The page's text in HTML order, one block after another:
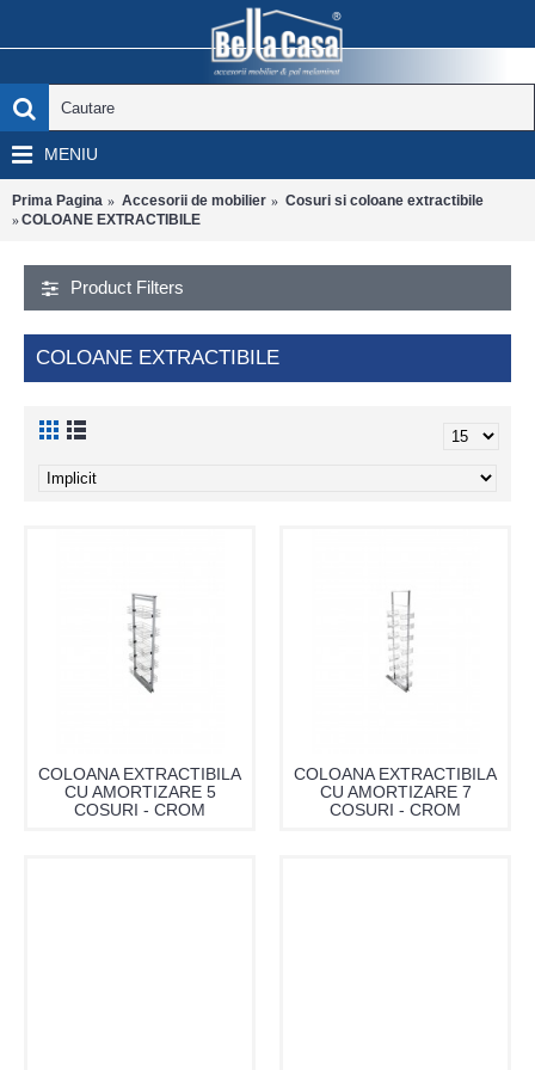
MENIU
Prima Pagina Accesorii de mobilier
Cosuri si coloane extractibile
COLOANE EXTRACTIBILE
Product Filters
COLOANE EXTRACTIBILE
COLOANA EXTRACTIBILA
CU AMORTIZARE 5
COSURI - CROM
COLOANA EXTRACTIBILA
CU AMORTIZARE 7
COSURI - CROM